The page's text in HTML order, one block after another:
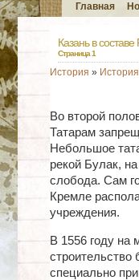
Главная
Казань в составе
Страница 1
История »
Во второй
Татарам
Небольшое
рекой Булак,
слобода. Сам
Кремле
учреждения.
В 1556 году на
строительство
специально